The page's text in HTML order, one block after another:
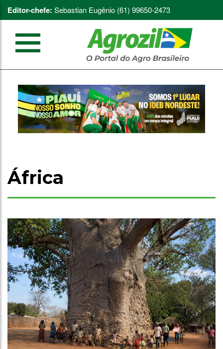
Editor-chefe: Sebastian Eugênio (61) 99650-2473
África